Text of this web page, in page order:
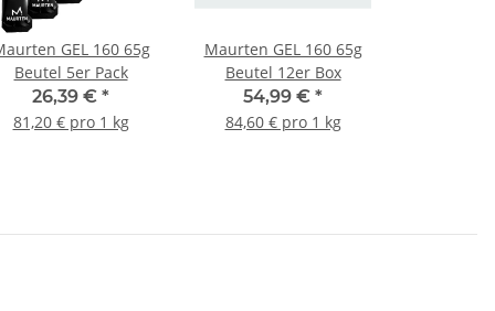
GEL 160 65g
Beutel 5er Pack
26,39 € *
81,20 € pro 1 kg
Maurten GEL 160 65g
Beutel 12er Box
54,99 € *
84,60 € pro 1 kg